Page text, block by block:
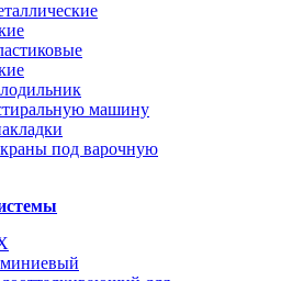
машину
под варочную